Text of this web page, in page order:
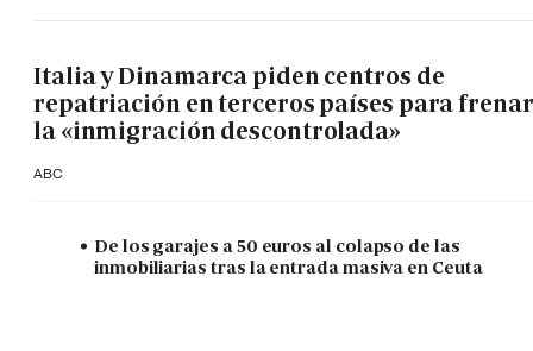
Italia y Dinamarca piden centros de
repatriación en terceros países para frenar
la «inmigración descontrolada»
ABC
De los garajes a 50 euros al colapso de las
inmobiliarias tras la entrada masiva en Ceuta